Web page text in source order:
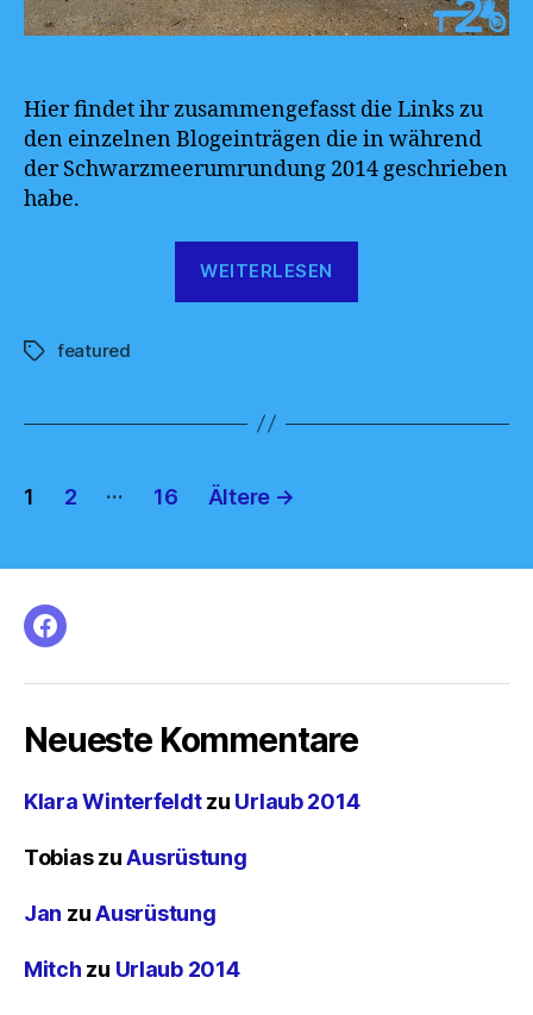
Hier findet ihr zusammengefasst die Links zu
den einzelnen Blogeinträgen die in während
der Schwarzmeerumrundung 2014 geschrieben
habe.
WEITERLESEN
Schlagwörter
featured
Seitennummerierung
Beiträge
1 2 … 16 Ältere →
facebook
Neueste Kommentare
Klara Winterfeldtzu Urlaub 2014
TobiaszuAusrüstung
Jan zuAusrüstung
Mitch zu Urlaub 2014